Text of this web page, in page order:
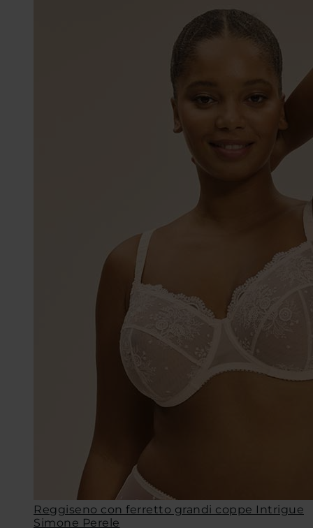
Reggiseno con ferretto grandi coppe Intrigue
Simone Perele